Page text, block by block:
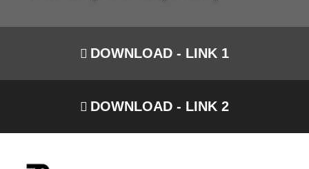
DOWNLOAD - LINK 1
DOWNLOAD - LINK 2